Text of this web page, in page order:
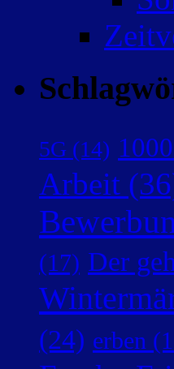
5G (14)
Arbeit
(17) Der
(24) erben